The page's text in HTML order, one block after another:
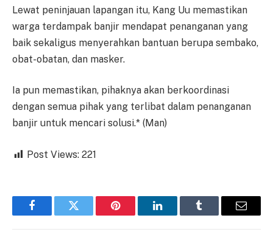
Lewat peninjauan lapangan itu, Kang Uu memastikan
warga terdampak banjir mendapat penanganan yang
baik sekaligus menyerahkan bantuan berupa sembako,
obat-obatan, dan masker.
Ia pun memastikan, pihaknya akan berkoordinasi
dengan semua pihak yang terlibat dalam penanganan
banjir untuk mencari solusi.* (Man)
Post Views: 221
FacebookTwitter Pinterest LinkedInTumblr Email